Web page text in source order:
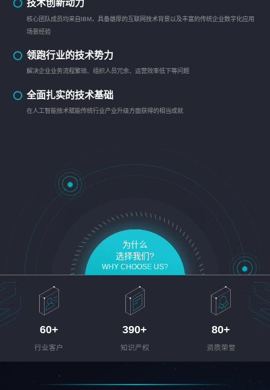
技术创新动力
核心团队成员均来自IBM，具备雄厚的互联网技术背景以及丰富的传统企业数字化应用
场景经验
领跑行业的技术势力
解决企业业务流程繁琐、组织人员冗余、运营效率低下等问题
全面扎实的技术基础
在人工智能技术赋能传统行业产业升级方面获得的相当成就
为什么
选择我们?
WHY CHOOSE US?
60+
行业客户
390+
知识产权
80+
资质荣誉